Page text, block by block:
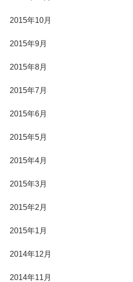
2015年10月
2015年9月
2015年8月
2015年7月
2015年6月
2015年5月
2015年4月
2015年3月
2015年2月
2015年1月
2014年12月
2014年11月